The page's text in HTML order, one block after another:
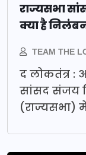
राज्यसभा
क्या है
TEAM THE
द लोकतंत्र :
सांसद संजय
(राज्यसभा)